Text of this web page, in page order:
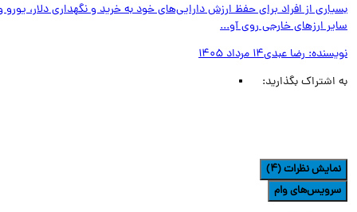
از افراد برای حفظ ارزش دارایی‌های خود به خرید و نگهداری دلار، یورو و
ارزهای خارجی روی آو...
رضا عبدی14 مرداد 1405
اشتراک بگذارید:
نظرات (4)
وام